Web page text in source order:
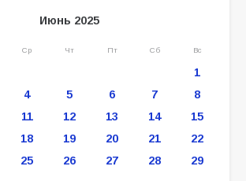
Июнь 2025
Ср Чт Пт Сб Вс
1
4 5 6 7
8
11 12 13 14
15
18 19 20 21
22
25 26 27 28
29